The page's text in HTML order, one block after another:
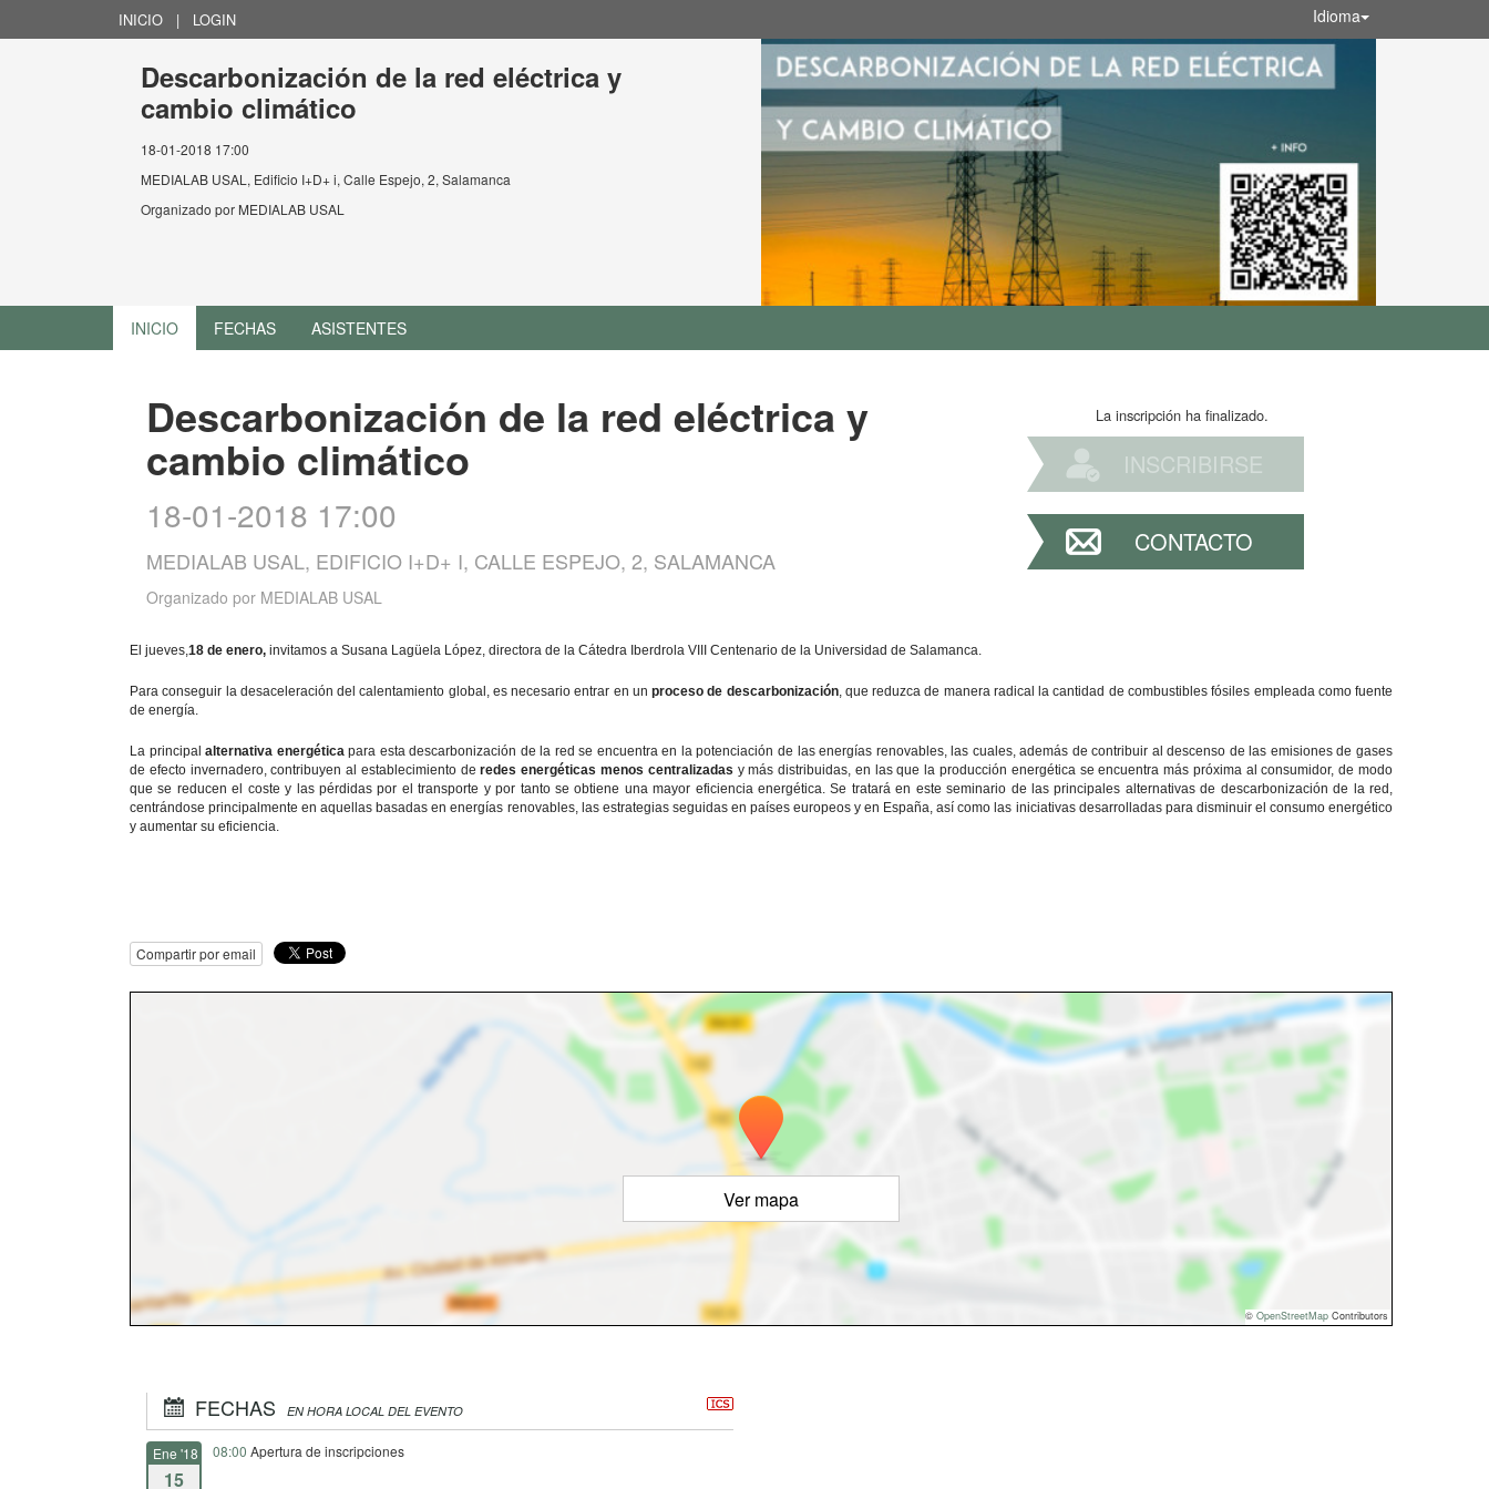
INICIO | LOGIN Idioma
Descarbonización de la red eléctrica y
cambio climático
18-01-2018 17:00
MEDIALAB USAL, Edificio I+D+ i, Calle Espejo, 2, Salamanca
Organizado por MEDIALAB USAL
INICIO FECHAS ASISTENTES
Descarbonización de la red eléctrica y
cambio climático
18-01-2018 17:00
MEDIALAB USAL, EDIFICIO I+D+ I, CALLE ESPEJO, 2, SALAMANCA
Organizado por MEDIALAB USAL
La inscripción ha finalizado.
INSCRIBIRSE
CONTACTO
El jueves,18 de enero, invitamos a Susana Lagüela López, directora de la Cátedra Iberdrola VIII Centenario de la Universidad de Salamanca.
Para conseguir la desaceleración del calentamiento global, es necesario entrar en unproceso de descarbonización, que reduzca de manera radical la cantidad de combustibles fósiles empleada como fuente
de energía.
La principalalternativa energéticapara esta descarbonización de la red se encuentra en la potenciación de las energías renovables, las cuales, además de contribuir al descenso de las emisiones de gases
de efecto invernadero, contribuyen al establecimiento deredes energéticas menos centralizadas y más distribuidas, en las que la producción energética se encuentra más próxima al consumidor, de modo
que se reducen el coste y las pérdidas por el transporte y por tanto se obtiene una mayor eficiencia energética. Se tratará en este seminario de las principales alternativas de descarbonización de la red,
centrándose principalmente en aquellas basadas en energías renovables, las estrategias seguidas en países europeos y en España, así como las iniciativas desarrolladas para disminuir el consumo energético
y aumentar su eficiencia.
Compartir por email
Ver mapa
© OpenStreetMap Contributors
FECHAS EN HORA LOCAL DEL EVENTO
Ene '18
15
08:00 Apertura de inscripciones